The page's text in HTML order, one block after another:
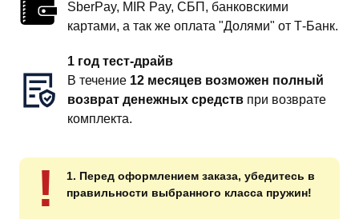
SberPay, MIR Pay, СБП, банковскими
картами, а так же оплата "Долями" от Т-Банк.
1 год тест-драйв
В течение 12 месяцев возможен полный
возврат денежных средств при возврате
комплекта.
!
1. Перед оформлением заказа, убедитесь в
правильности выбранного класса пружин!